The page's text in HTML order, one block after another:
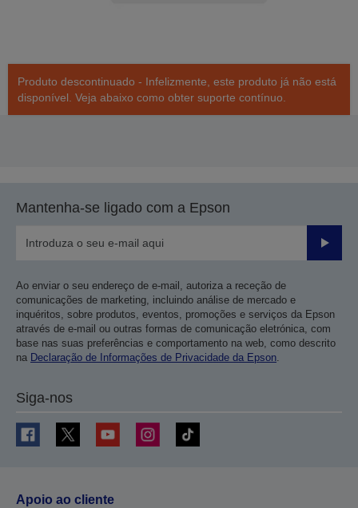
Produto descontinuado - Infelizmente, este produto já não está
disponível. Veja abaixo como obter suporte contínuo.
Mantenha-se ligado com a Epson
Enviar
Ao enviar o seu endereço de e-mail, autoriza a receção de
comunicações de marketing, incluindo análise de mercado e
inquéritos, sobre produtos, eventos, promoções e serviços da Epson
através de e-mail ou outras formas de comunicação eletrónica, com
base nas suas preferências e comportamento na web, como descrito
na Declaração de Informações de Privacidade da Epson.
Siga-nos
Apoio ao cliente